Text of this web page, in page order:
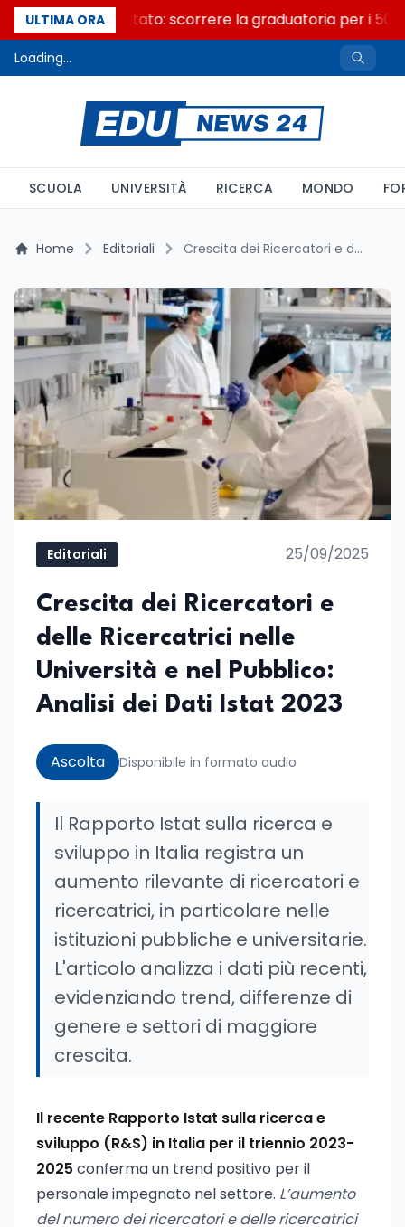
ULTIMA ORA
Consiglio di Stato: scorrere la graduatoria per i
Loading...
SCUOLA UNIVERSITÀ RICERCA MONDO
Home Editoriali Crescita dei Ricercatori e delle Ricercatrici nelle Università e nel Pubblico: Analisi dei Dati Istat 2023
Editoriali 25/09/2025
Crescita dei Ricercatori e
delle Ricercatrici nelle
Università e nel Pubblico:
Analisi dei Dati Istat 2023
Ascolta Disponibile in formato audio
Il Rapporto Istat sulla ricerca e
sviluppo in Italia registra un
aumento rilevante di ricercatori e
ricercatrici, in particolare nelle
istituzioni pubbliche e universitarie.
L'articolo analizza i dati più recenti,
evidenziando trend, differenze di
genere e settori di maggiore
crescita.
Il recente Rapporto Istat sulla ricerca e
sviluppo (R&S) in Italia per il triennio 2023-
2025 conferma un trend positivo per il
personale impegnato nel settore. L’aumento
del numero dei ricercatori e delle ricercatrici